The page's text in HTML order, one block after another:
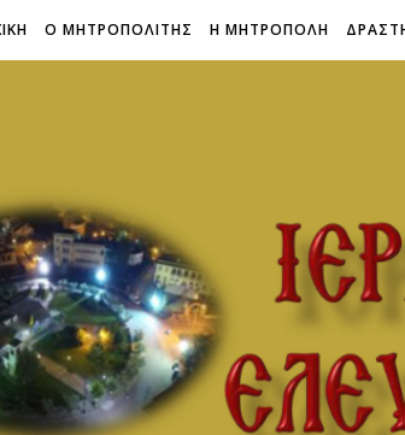
Ο ΜΗΤΡΟΠΟΛΙΤΗΣ Η ΜΗΤΡΟΠΟΛΗ